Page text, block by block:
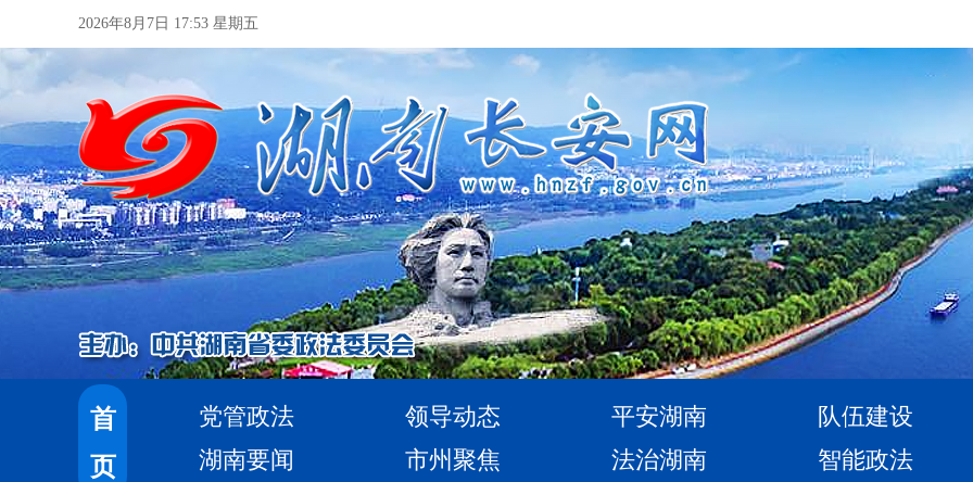
2026年8月7日 17:53 星期五
首
页
党管政法 领导动态 平安湖南
队伍建设
湖南要闻
市州聚焦 法治湖南 智能政法